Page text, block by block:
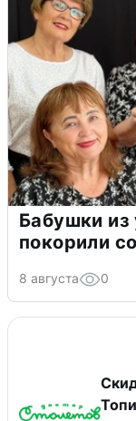
Бабушки из
покорили
8 августа 0